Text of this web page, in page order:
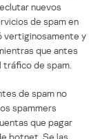
nuevos
de spam en
vertiginosamente y
que antes
tráfico de spam.
de spam no
spammers
que pagar